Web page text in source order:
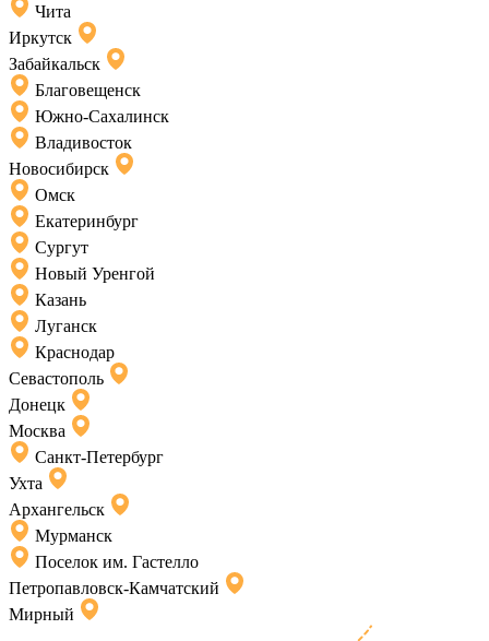
Чита
Иркутск
Забайкальск
Благовещенск
Южно-Сахалинск
Владивосток
Новосибирск
Омск
Екатеринбург
Сургут
Новый Уренгой
Казань
Луганск
Краснодар
Севастополь
Донецк
Москва
Санкт-Петербург
Ухта
Архангельск
Мурманск
Поселок им. Гастелло
Петропавловск-Камчатский
Мирный